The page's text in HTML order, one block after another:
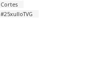
Cortes
#25xulloTVG